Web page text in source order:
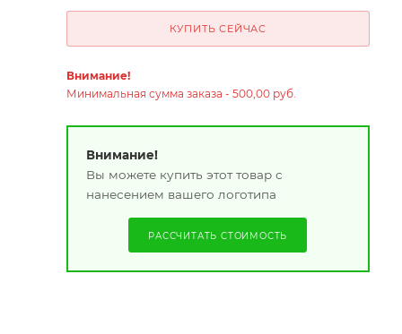
КУПИТЬ СЕЙЧАС
Внимание!
Минимальная сумма заказа - 500,00 руб.
Внимание!
Вы можете купить этот товар с
нанесением вашего логотипа
РАССЧИТАТЬ СТОИМОСТЬ